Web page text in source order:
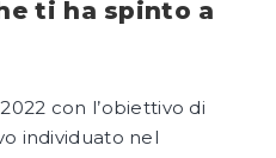
ti ha spinto a
con l’obiettivo di
individuato nel